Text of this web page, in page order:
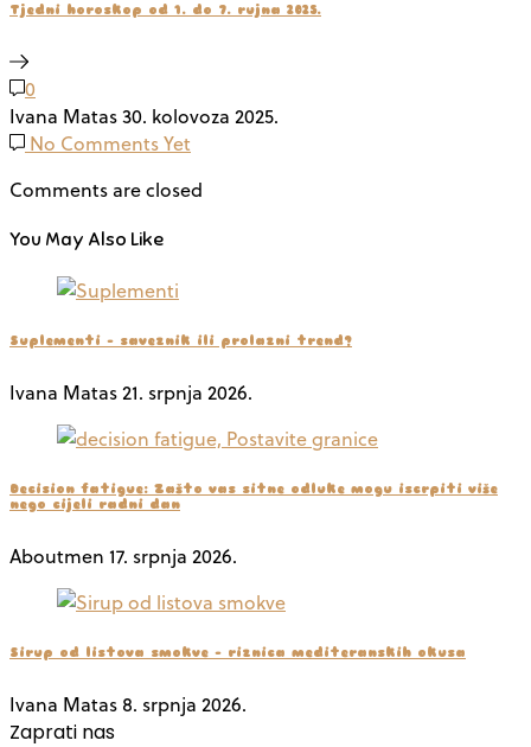
Tjedni horoskop od 1. do 7. rujna 2025.
0
Ivana Matas30. kolovoza 2025.
No Comments Yet
Comments are closed
You May Also Like
Suplementi – saveznik ili prolazni trend?
Ivana Matas21. srpnja 2026.
Decision fatigue: Zašto vas sitne odluke mogu iscrpiti više
nego cijeli radni dan
Aboutmen 17. srpnja 2026.
Sirup od listova smokve – riznica mediteranskih okusa
Ivana Matas 8. srpnja 2026.
Zaprati nas